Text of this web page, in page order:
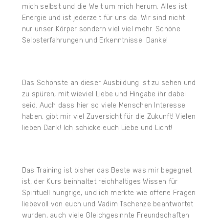
mich selbst und die Welt um mich herum. Alles ist
Energie und ist jederzeit für uns da. Wir sind nicht
nur unser Körper sondern viel viel mehr. Schöne
Selbsterfahrungen und Erkenntnisse. Danke!
Das Schönste an dieser Ausbildung ist zu sehen und
zu spüren, mit wieviel Liebe und Hingabe ihr dabei
seid. Auch dass hier so viele Menschen Interesse
haben, gibt mir viel Zuversicht für die Zukunft! Vielen
lieben Dank! Ich schicke euch Liebe und Licht!
Das Training ist bisher das Beste was mir begegnet
ist, der Kurs beinhaltet reichhaltiges Wissen für
Spirituell hungrige, und ich merkte wie offene Fragen
liebevoll von euch und Vadim Tschenze beantwortet
wurden, auch viele Gleichgesinnte Freundschaften